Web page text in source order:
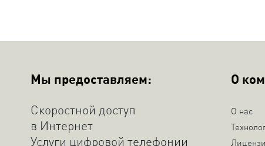
Мы предоставляем:
Скоростной доступ
в Интернет
Услуги цифровой телефонии
О
О нас